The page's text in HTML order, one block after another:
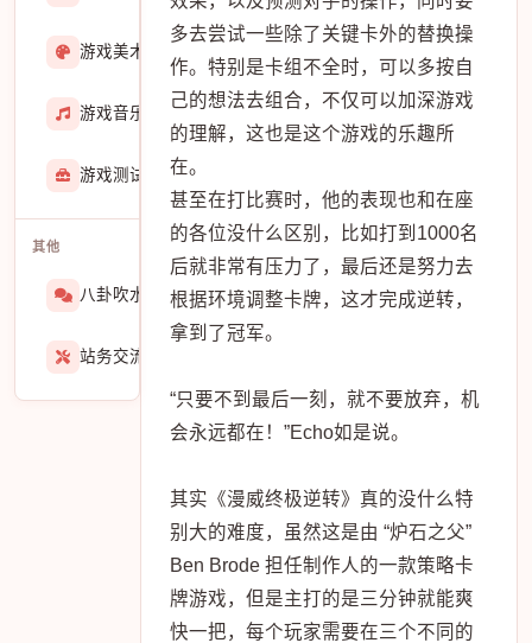
游戏美术
游戏音乐
游戏测试与GM273
其他
八卦吹水 1565
站务交流
多去尝试一些除了关键卡外的替换操
作。特别是卡组不全时，可以多按自
己的想法去组合，不仅可以加深游戏
的理解，这也是这个游戏的乐趣所
在。
甚至在打比赛时，他的表现也和在座
的各位没什么区别，比如打到1000名
后就非常有压力了，最后还是努力去
根据环境调整卡牌，这才完成逆转，
拿到了冠军。
“只要不到最后一刻，就不要放弃，机
会永远都在！”Echo如是说。
其实《漫威终极逆转》真的没什么特
别大的难度，虽然这是由 “炉石之父”
Ben Brode 担任制作人的一款策略卡
牌游戏，但是主打的是三分钟就能爽
快一把，每个玩家需要在三个不同的